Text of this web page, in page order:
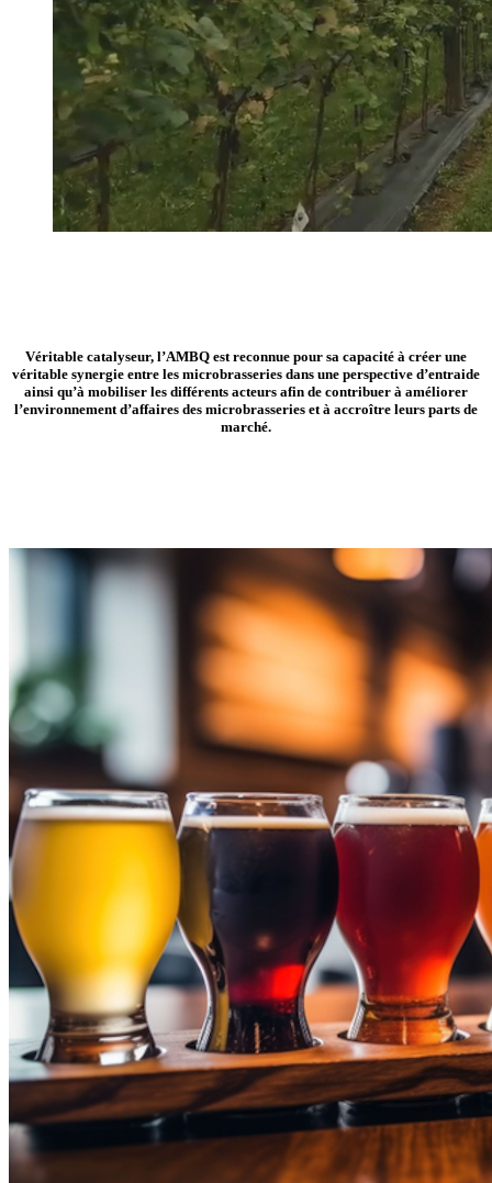
Véritable catalyseur, l’AMBQ est reconnue pour sa capacité à créer une
véritable synergie entre les microbrasseries dans une perspective d’entraide
ainsi qu’à mobiliser les différents acteurs afin de contribuer à améliorer
l’environnement d’affaires des microbrasseries et à accroître leurs parts de
marché.